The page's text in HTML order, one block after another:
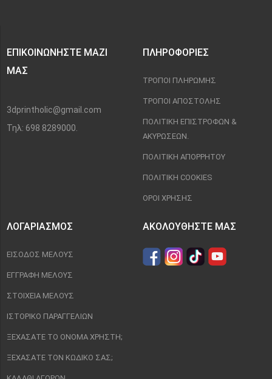
ΕΠΙΚΟΙΝΩΝΉΣΤΕ ΜΑΖΊ
ΜΑΣ
3dprintholic@gmail.com
Τηλ: 698 8289000.
ΠΛΗΡΟΦΟΡΊΕΣ
ΤΡΌΠΟΙ ΠΛΗΡΩΜΉΣ
ΤΡΌΠΟΙ ΑΠΟΣΤΟΛΉΣ
ΠΟΛΙΤΙΚΉ ΕΠΙΣΤΡΟΦΏΝ &
ΑΚΥΡΏΣΕΩΝ.
ΠΟΛΙΤΙΚΉ ΑΠΟΡΡΉΤΟΥ
ΠΟΛΙΤΙΚΉ COOKIES
ΌΡΟΙ ΧΡΉΣΗΣ
ΛΟΓΑΡΙΑΣΜΌΣ
ΕΊΣΟΔΟΣ ΜΈΛΟΥΣ
ΕΓΓΡΑΦΉ ΜΈΛΟΥΣ
ΣΤΟΙΧΕΊΑ ΜΈΛΟΥΣ
ΙΣΤΟΡΙΚΌ ΠΑΡΑΓΓΕΛΙΏΝ
ΞΕΧΆΣΑΤΕ ΤΟ ΌΝΟΜΑ ΧΡΉΣΤΗ;
ΞΕΧΆΣΑΤΕ ΤΟΝ ΚΩΔΙΚΌ ΣΑΣ;
ΑΚΟΛΟΥΘΉΣΤΕ ΜΑΣ